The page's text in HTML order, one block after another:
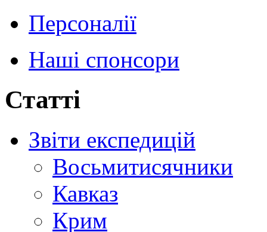
Персоналії
Наші спонсори
Статті
Звіти експедицій
Восьмитисячники
Кавказ
Крим